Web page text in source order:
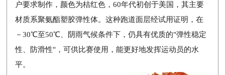
户要求制作，颜色为桔红色，60年代初创于美国，其主要
材质系聚氨酯塑胶弹性体。这种跑道面层经试用证明，在
－30℃至50℃、阴雨气候条件下，仍具有优质的"弹性稳定
性、防滑性"，可供比赛使用，能更好地发挥运动员的水
平。